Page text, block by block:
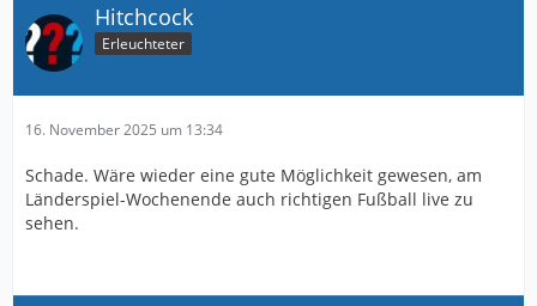
Hitchcock
Erleuchteter
16. November 2025 um 13:34
Schade. Wäre wieder eine gute Möglichkeit gewesen, am
Länderspiel-Wochenende auch richtigen Fußball live zu
sehen.